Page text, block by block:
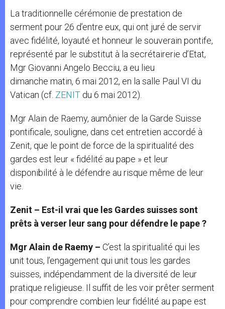
La traditionnelle cérémonie de prestation de
serment pour 26 d’entre eux, qui ont juré de servir
avec fidélité, loyauté et honneur le souverain pontife,
représenté par le substitut à la secrétairerie d’Etat,
Mgr Giovanni Angelo Becciu, a eu lieu
dimanche matin, 6 mai 2012, en la salle Paul VI du
Vatican (cf. ZENIT du 6 mai 2012).
Mgr Alain de Raemy, aumônier de la Garde Suisse
pontificale, souligne, dans cet entretien accordé à
Zenit, que le point de force de la spiritualité des
gardes est leur « fidélité au pape » et leur
disponibilité à le défendre au risque même de leur
vie.
Zenit – Est-il vrai que les Gardes suisses sont
prêts à verser leur sang pour défendre le pape ?
Mgr Alain de Raemy – C’est la spiritualité qui les
unit tous, l’engagement qui unit tous les gardes
suisses, indépendamment de la diversité de leur
pratique religieuse. Il suffit de les voir prêter serment
pour comprendre combien leur fidélité au pape est